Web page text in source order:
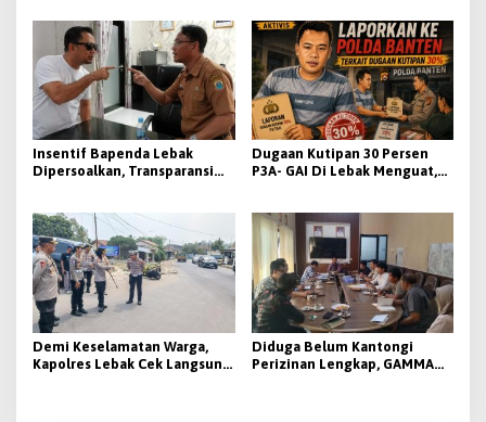
Dampak Aktivitas PT CG
dengan Besaran yang
Diterima
Insentif Bapenda Lebak
Dipersoalkan, Transparansi
Dugaan Kutipan 30 Persen
P3A- GAI Di Lebak Menguat,
Demi Keselamatan Warga,
Kapolres Lebak Cek Langsung
Diduga Belum Kantongi
Perizinan Lengkap, GAMMA